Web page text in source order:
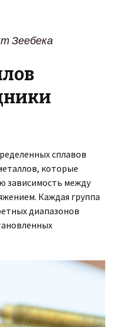
Зеебека
сплавов
которые
зависимость между
Каждая группа
диапазонов